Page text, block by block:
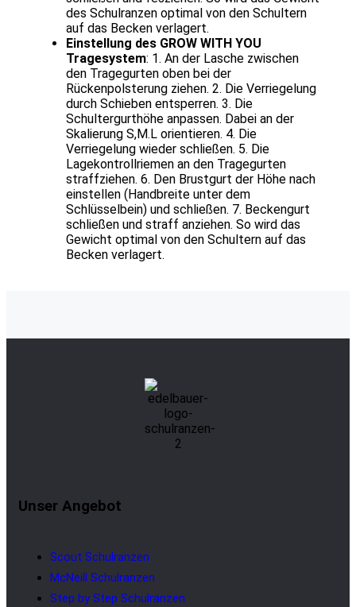
des Schulranzen optimal von den Schultern
auf das Becken verlagert.
Einstellung des GROW WITH YOU
Tragesystem: 1. An der Lasche zwischen
den Tragegurten oben bei der
Rückenpolsterung ziehen. 2. Die Verriegelung
durch Schieben entsperren. 3. Die
Schultergurthöhe anpassen. Dabei an der
Skalierung S,M.L orientieren. 4. Die
Verriegelung wieder schließen. 5. Die
Lagekontrollriemen an den Tragegurten
straffziehen. 6. Den Brustgurt der Höhe nach
einstellen (Handbreite unter dem
Schlüsselbein) und schließen. 7. Beckengurt
schließen und straff anziehen. So wird das
Gewicht optimal von den Schultern auf das
Becken verlagert.
Unser Angebot
Scout Schulranzen
McNeill Schulranzen
Step by Step Schulranzen